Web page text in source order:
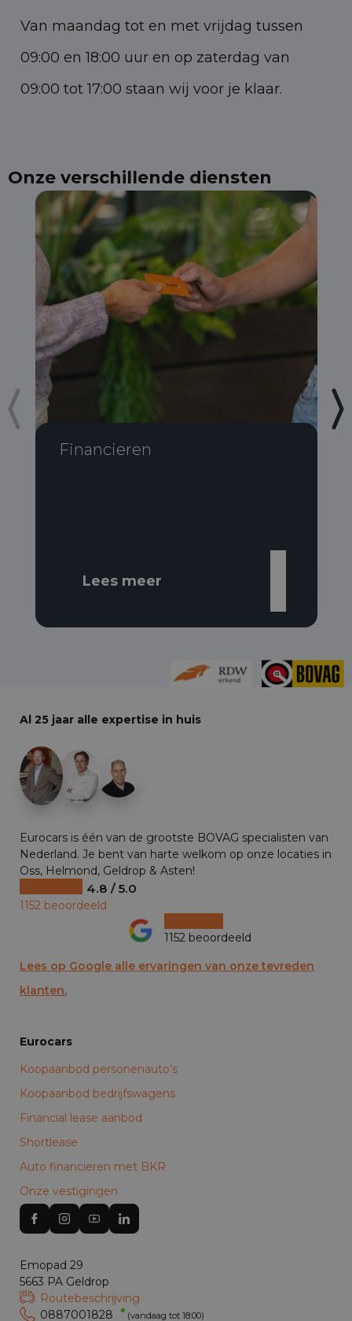
Van maandag tot en met vrijdag tussen
09:00 en 18:00 uur en op zaterdag van
09:00 tot 17:00 staan wij voor je klaar.
Onze verschillende diensten
Financieren
Lees meer
Al 25 jaar alle expertise in huis
Eurocars is één van de grootste BOVAG specialisten van
Nederland. Je bent van harte welkom op onze locaties in
Oss, Helmond, Geldrop & Asten!
4.8 / 5.0
1152 beoordeeld
1152 beoordeeld
Lees op Google alle ervaringen van onze tevreden
klanten.
Eurocars
Koopaanbod personenauto’s
Koopaanbod bedrijfswagens
Financial lease aanbod
Shortlease
Auto financieren met BKR
Onze vestigingen
Emopad 29
5663 PA Geldrop
Routebeschrijving
0887001828
(vandaag tot 18:00)